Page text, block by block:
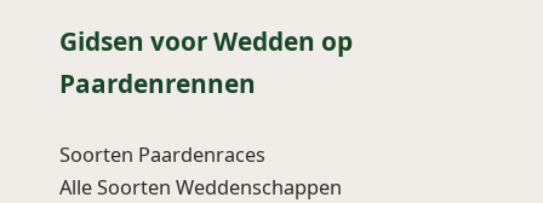
Gidsen voor Wedden op
Paardenrennen
Soorten Paardenraces
Alle Soorten Weddenschappen